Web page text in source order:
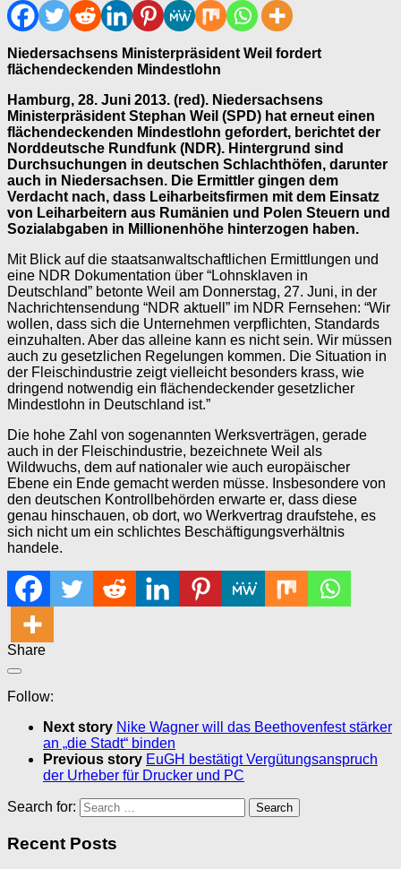
Niedersachsens Ministerpräsident Weil fordert
flächendeckenden Mindestlohn
Hamburg, 28. Juni 2013. (red). Niedersachsens
Ministerpräsident Stephan Weil (SPD) hat erneut einen
flächendeckenden Mindestlohn gefordert, berichtet der
Norddeutsche Rundfunk (NDR). Hintergrund sind
Durchsuchungen in deutschen Schlachthöfen, darunter
auch in Niedersachsen. Die Ermittler gingen dem
Verdacht nach, dass Leiharbeitsfirmen mit dem Einsatz
von Leiharbeitern aus Rumänien und Polen Steuern und
Sozialabgaben in Millionenhöhe hinterzogen haben.
Mit Blick auf die staatsanwaltschaftlichen Ermittlungen und
eine NDR Dokumentation über “Lohnsklaven in
Deutschland” betonte Weil am Donnerstag, 27. Juni, in der
Nachrichtensendung “NDR aktuell” im NDR Fernsehen: “Wir
wollen, dass sich die Unternehmen verpflichten, Standards
einzuhalten. Aber das alleine kann es nicht sein. Wir müssen
auch zu gesetzlichen Regelungen kommen. Die Situation in
der Fleischindustrie zeigt vielleicht besonders krass, wie
dringend notwendig ein flächendeckender gesetzlicher
Mindestlohn in Deutschland ist.”
Die hohe Zahl von sogenannten Werksverträgen, gerade
auch in der Fleischindustrie, bezeichnete Weil als
Wildwuchs, dem auf nationaler wie auch europäischer
Ebene ein Ende gemacht werden müsse. Insbesondere von
den deutschen Kontrollbehörden erwarte er, dass diese
genau hinschauen, ob dort, wo Werkvertrag draufstehe, es
sich nicht um ein schlichtes Beschäftigungsverhältnis
handele.
Share
Follow:
Next story Nike Wagner will das Beethovenfest stärker
an „die Stadt“ binden
Previous story EuGH bestätigt Vergütungsanspruch
der Urheber für Drucker und PC
Search for:
Recent Posts